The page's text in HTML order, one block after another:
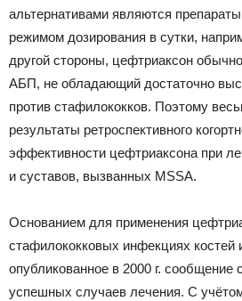
альтернативами являются
режимом дозирования в сутки,
другой стороны, цефтриаксон
АБП, не обладающий достаточно
против стафилококков. Поэтому
результаты ретроспективного
эффективности цефтриаксона при
и суставов, вызванных MSSA.
Основанием для применения
стафилококковых инфекциях костей
опубликованное в 2000 г. сообщение
успешных случаев лечения. С